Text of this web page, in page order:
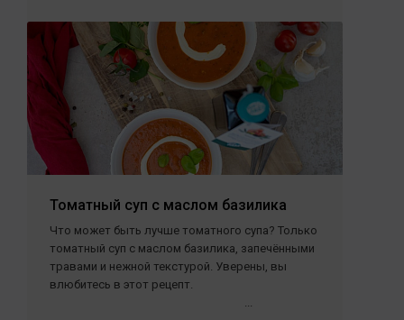
Томатный суп с маслом базилика
Что может быть лучше томатного супа? Только
томатный суп с маслом базилика, запечёнными
травами и нежной текстурой. Уверены, вы
влюбитесь в этот рецепт.
...